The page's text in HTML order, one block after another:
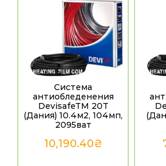
Система
антиобледенения
DevisafeTM 20T
(Дания) 10.4м2, 104мп,
2095ват
10,190.40₴